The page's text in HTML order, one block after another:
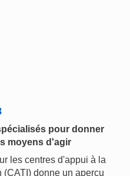
pour donner
moyens d'agir
les centres d'appui à la
donne un aperçu